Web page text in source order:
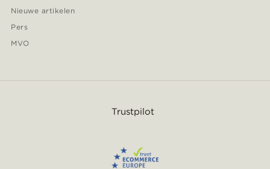
Nieuwe artikelen
Pers
MVO
Trustpilot